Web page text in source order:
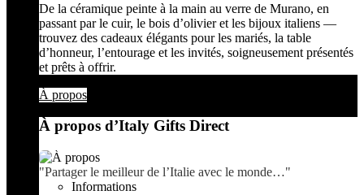
De la céramique peinte à la main au verre de Murano, en
passant par le cuir, le bois d’olivier et les bijoux italiens —
trouvez des cadeaux élégants pour les mariés, la table
d’honneur, l’entourage et les invités, soigneusement présentés
et prêts à offrir.
À propos
À propos d’Italy Gifts Direct
"Partager le meilleur de l’Italie avec le monde…"
Informations